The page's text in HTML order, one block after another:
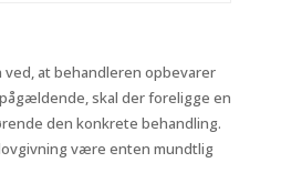
ved, at behandleren opbevarer
skal der foreligge en
den konkrete behandling.
være enten mundtlig